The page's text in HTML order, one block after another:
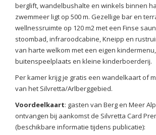
berglift, wandelbushalte en winkels binnen
zwemmeer ligt op 500 m. Gezellige bar en
wellnessruimte op 120 m2 met een Finse
stoombad, infraroodcabine, Kneipp en
van harte welkom met een eigen
buitenspeelplaats en kleine kinderboerderij.
Per kamer krijg je gratis een wandelkaart of
van het Silvretta/Arlberggebied.
Voordeelkaart: gasten van Berg en Meer
ontvangen bij aankomst de Silvretta Card
(beschikbare informatie tijdens publicatie):